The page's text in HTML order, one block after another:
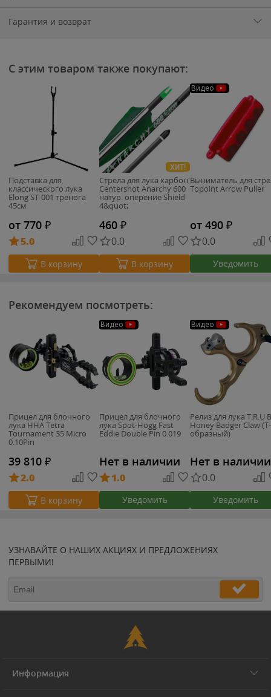
Гарантия и возврат
С этим товаром также покупают:
Подставка для
классического лука
Elong ST-001 тренога
45см
от 770 ₽
5.0
В корзину
ХИТ!
Стрела для лука карбон
Centershot Anarchy 600
натур. оперение Shield
4&quot;
460 ₽
0.0
В корзину
Видео
Выниматель для
Topoint Arrow Puller
от 490 ₽
0.0
Уведомить
Рекомендуем посмотреть:
Прицел для блочного
лука HHA Tetra
Tournament 35 Micro
0.10Pin
39 810 ₽
2.0
В корзину
Видео
Прицел для блочного
лука Spot-Hogg Fast
Eddie Double Pin 0.019
Нет в наличии
1.0
Уведомить
Видео
Релиз для лука T.R.U
Honey Badger Claw (Т-
образный)
Нет в наличии
0.0
Уведомить
УЗНАВАЙТЕ О НАШИХ АКЦИЯХ И ПРЕДЛОЖЕНИЯХ
ПЕРВЫМИ!
Информация